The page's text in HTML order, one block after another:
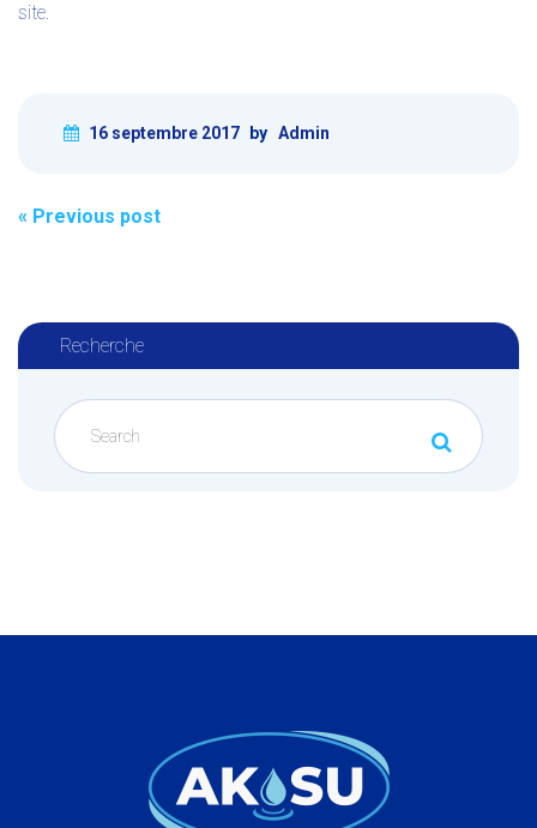
site.
16 septembre 2017 by Admin
Post
« Previous post
Recherche